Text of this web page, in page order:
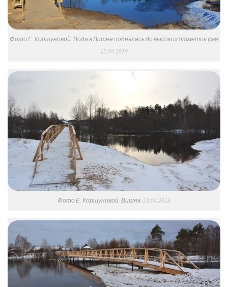
Фото Е. Коршуновой. Вода в Вишне поднялась до высоких отметок уже
12.04.2018
Фото Е. Коршуновой. Вишня. 23.04.2018